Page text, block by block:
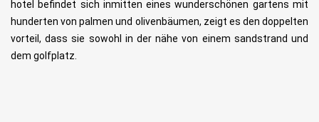
hotel befindet sich inmitten eines wunderschönen gartens mit
hunderten von palmen und olivenbäumen, zeigt es den doppelten
vorteil, dass sie sowohl in der nähe von einem sandstrand und
dem golfplatz.